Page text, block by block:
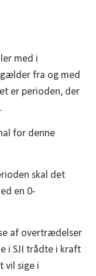
med i
fra og med
er perioden, der
for denne
skal det
en 0-
af overtrædelser
i SJI trådte i kraft
vil sige i